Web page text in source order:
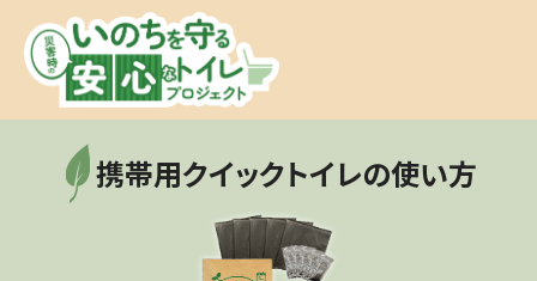
携帯用クイックトイレの使い方